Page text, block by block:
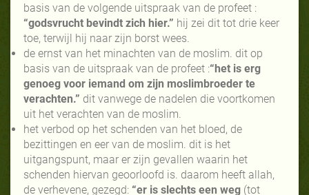
basis van de volgende uitspraak van de profeet :
“godsvrucht bevindt zich hier.” hij zei dit tot drie keer
toe, terwijl hij naar zijn borst wees.
de ernst van het minachten van de moslim. dit op
basis van de uitspraak van de profeet :“het is erg
genoeg voor iemand om zijn moslimbroeder te
verachten.” dit vanwege de nadelen die voortkomen
uit het verachten van de moslim.
het verbod op het schenden van het bloed, de
bezittingen en eer van de moslim. dit is het
uitgangspunt, maar er zijn gevallen waarin het
schenden hiervan geoorloofd is. daarom heeft allah,
de verhevene, gezegd: “er is slechts een weg (tot